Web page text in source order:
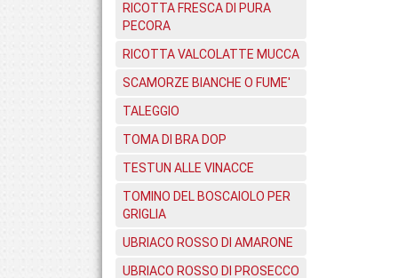
RICOTTA FRESCA DI PURA
PECORA
RICOTTA VALCOLATTE MUCCA
SCAMORZE BIANCHE O FUME'
TALEGGIO
TOMA DI BRA DOP
TESTUN ALLE VINACCE
TOMINO DEL BOSCAIOLO PER
GRIGLIA
UBRIACO ROSSO DI AMARONE
UBRIACO ROSSO DI PROSECCO